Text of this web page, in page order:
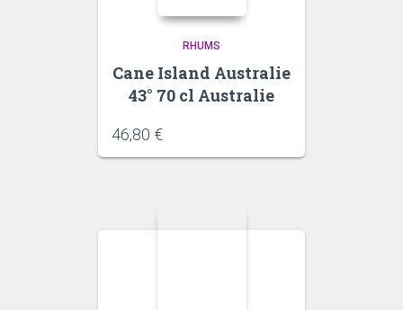
RHUMS
Cane Island Australie
43° 70 cl Australie
46,80 €